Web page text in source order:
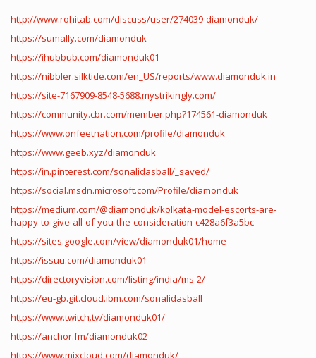
http://www.rohitab.com/discuss/user/274039-diamonduk/
https://sumally.com/diamonduk
https://ihubbub.com/diamonduk01
https://nibbler.silktide.com/en_US/reports/www.diamonduk.in
https://site-7167909-8548-5688.mystrikingly.com/
https://community.cbr.com/member.php?174561-diamonduk
https://www.onfeetnation.com/profile/diamonduk
https://www.geeb.xyz/diamonduk
https://in.pinterest.com/sonalidasball/_saved/
https://social.msdn.microsoft.com/Profile/diamonduk
https://medium.com/@diamonduk/kolkata-model-escorts-are-
happy-to-give-all-of-you-the-consideration-c428a6f3a5bc
https://sites.google.com/view/diamonduk01/home
https://issuu.com/diamonduk01
https://directoryvision.com/listing/india/ms-2/
https://eu-gb.git.cloud.ibm.com/sonalidasball
https://www.twitch.tv/diamonduk01/
https://anchor.fm/diamonduk02
https://www.mixcloud.com/diamonduk/